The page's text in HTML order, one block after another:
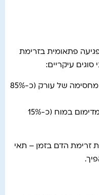
פתאומית בזרימת
עיקריים:
– נגרם כתוצאה מחסימה של עורק (כ-85%
– נגרם כתוצאה מדימום במוח (כ-15%
זרימת הדם בזמן – תאי